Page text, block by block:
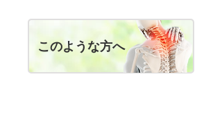
このような方へ